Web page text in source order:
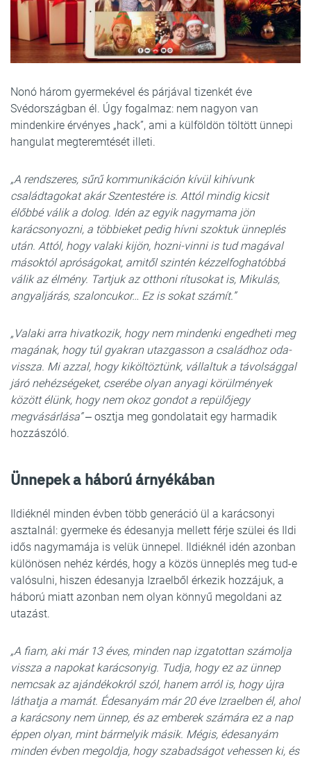
Nonó három gyermekével és párjával tizenkét éve
Svédországban él. Úgy fogalmaz: nem nagyon van
mindenkire érvényes „hack”, ami a külföldön töltött ünnepi
hangulat megteremtését illeti.
„A rendszeres, sűrű kommunikáción kívül kihívunk
családtagokat akár Szentestére is. Attól mindig kicsit
élőbbé válik a dolog. Idén az egyik nagymama jön
karácsonyozni, a többieket pedig hívni szoktuk ünneplés
után. Attól, hogy valaki kijön, hozni-vinni is tud magával
másoktól apróságokat, amitől szintén kézzelfoghatóbbá
válik az élmény. Tartjuk az otthoni rítusokat is, Mikulás,
angyaljárás, szaloncukor… Ez is sokat számít.”
„Valaki arra hivatkozik, hogy nem mindenki engedheti meg
magának, hogy túl gyakran utazgasson a családhoz oda-
vissza. Mi azzal, hogy kiköltöztünk, vállaltuk a távolsággal
járó nehézségeket, cserébe olyan anyagi körülmények
között élünk, hogy nem okoz gondot a repülőjegy
megvásárlása”‒ osztja meg gondolatait egy harmadik
hozzászóló.
Ünnepek a háború árnyékában
Ildiéknél minden évben több generáció ül a karácsonyi
asztalnál: gyermeke és édesanyja mellett férje szülei és Ildi
idős nagymamája is velük ünnepel. Ildiéknél idén azonban
különösen nehéz kérdés, hogy a közös ünneplés meg tud-e
valósulni, hiszen édesanyja Izraelből érkezik hozzájuk, a
háború miatt azonban nem olyan könnyű megoldani az
utazást.
„A fiam, aki már 13 éves, minden nap izgatottan számolja
vissza a napokat karácsonyig. Tudja, hogy ez az ünnep
nemcsak az ajándékokról szól, hanem arról is, hogy újra
láthatja a mamát. Édesanyám már 20 éve Izraelben él, ahol
a karácsony nem ünnep, és az emberek számára ez a nap
éppen olyan, mint bármelyik másik. Mégis, édesanyám
minden évben megoldja, hogy szabadságot vehessen ki, és